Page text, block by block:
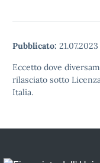
Pubblicato: 21.07.2023
Eccetto dove
rilasciato sotto
Italia.